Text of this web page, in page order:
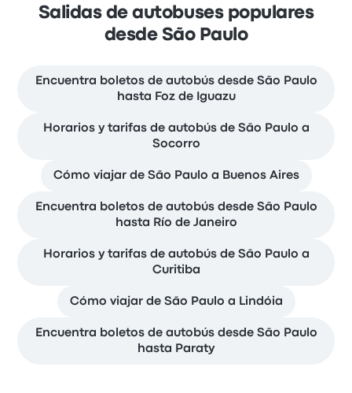
Salidas de autobuses populares
desde São Paulo
Encuentra boletos de autobús desde São Paulo
hasta Foz de Iguazu
Horarios y tarifas de autobús de São Paulo a
Socorro
Cómo viajar de São Paulo a Buenos Aires
Encuentra boletos de autobús desde São Paulo
hasta Río de Janeiro
Horarios y tarifas de autobús de São Paulo a
Curitiba
Cómo viajar de São Paulo a Lindóia
Encuentra boletos de autobús desde São Paulo
hasta Paraty